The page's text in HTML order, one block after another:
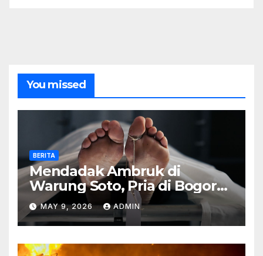
You missed
BERITA
Mendadak Ambruk di
Warung Soto, Pria di Bogor
Meninggal Sebelum Makan
MAY 9, 2026 ADMIN